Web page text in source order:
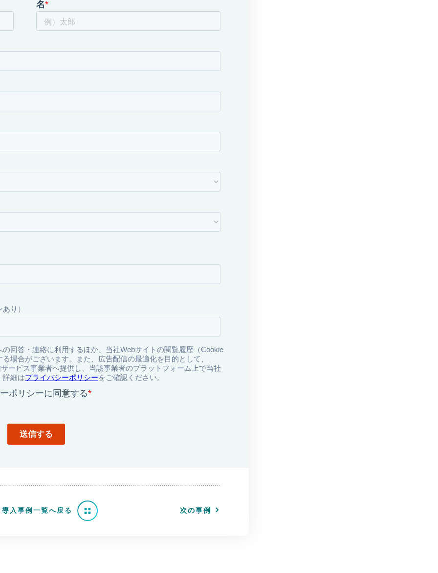
導入事例一覧へ戻る 次の事例